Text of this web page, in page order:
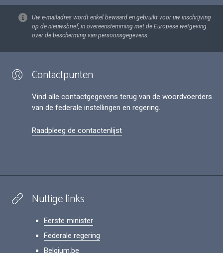
Uw e-mailadres wordt enkel bewaard en gebruikt voor uw inschrijving
op de nieuwsbrief, in overeenstemming met de Europese wetgeving
over de bescherming van persoonsgegevens.
Contactpunten
Vind alle contactgegevens terug van de woordvoerders
van de federale instellingen en regering.
Raadpleeg de contactenlijst
Nuttige links
Eerste minister
Federale regering
Belgium.be